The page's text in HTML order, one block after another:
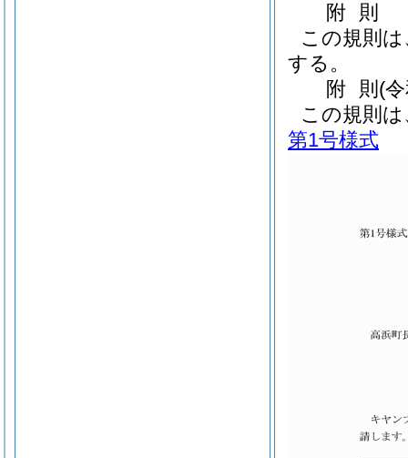
附 則
この規則
する。
附 則 (
この規則
第1号様式